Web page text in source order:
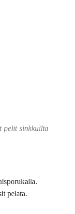
pelit sinkkuilta
pelata.